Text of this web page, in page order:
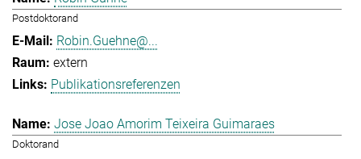
Postdoktorand
Robin.Guehne@...
extern
Publikationsreferenzen
Jose Joao Amorim Teixeira Guimaraes
Doktorand